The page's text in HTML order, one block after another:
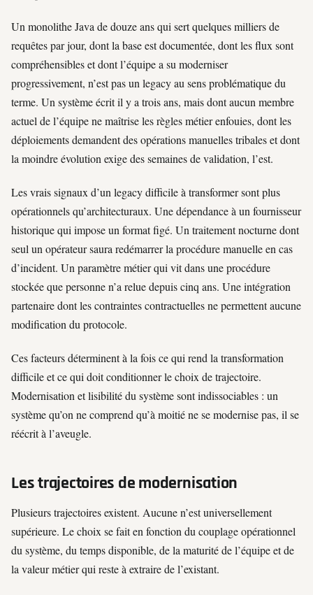
Un monolithe Java de douze ans qui sert quelques milliers de
requêtes par jour, dont la base est documentée, dont les flux sont
compréhensibles et dont l’équipe a su moderniser
progressivement, n’est pas un legacy au sens problématique du
terme. Un système écrit il y a trois ans, mais dont aucun membre
actuel de l’équipe ne maîtrise les règles métier enfouies, dont les
déploiements demandent des opérations manuelles tribales et dont
la moindre évolution exige des semaines de validation, l’est.
Les vrais signaux d’un legacy difficile à transformer sont plus
opérationnels qu’architecturaux. Une dépendance à un fournisseur
historique qui impose un format figé. Un traitement nocturne dont
seul un opérateur saura redémarrer la procédure manuelle en cas
d’incident. Un paramètre métier qui vit dans une procédure
stockée que personne n’a relue depuis cinq ans. Une intégration
partenaire dont les contraintes contractuelles ne permettent aucune
modification du protocole.
Ces facteurs déterminent à la fois ce qui rend la transformation
difficile et ce qui doit conditionner le choix de trajectoire.
Modernisation et lisibilité du système sont indissociables : un
système qu’on ne comprend qu’à moitié ne se modernise pas, il se
réécrit à l’aveugle.
Les trajectoires de modernisation
Plusieurs trajectoires existent. Aucune n’est universellement
supérieure. Le choix se fait en fonction du couplage opérationnel
du système, du temps disponible, de la maturité de l’équipe et de
la valeur métier qui reste à extraire de l’existant.